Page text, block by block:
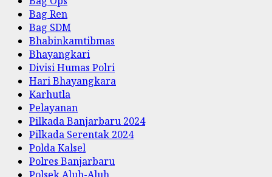
Bag Ren
Bag SDM
Bhabinkamtibmas
Bhayangkari
Divisi Humas Polri
Hari Bhayangkara
Karhutla
Pelayanan
Pilkada Banjarbaru 2024
Pilkada Serentak 2024
Polda Kalsel
Polres Banjarbaru